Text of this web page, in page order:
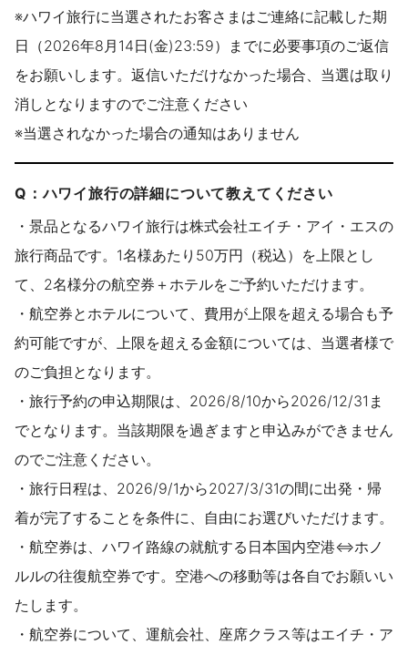
※ハワイ旅行に当選されたお客さまはご連絡に記載した期
日（2026年8月14日(金)23:59）までに必要事項のご返信
をお願いします。返信いただけなかった場合、当選は取り
消しとなりますのでご注意ください
※当選されなかった場合の通知はありません
Q：ハワイ旅行の詳細について教えてください
・景品となるハワイ旅行は株式会社エイチ・アイ・エスの
旅行商品です。1名様あたり50万円（税込）を上限とし
て、2名様分の航空券＋ホテルをご予約いただけます。
・航空券とホテルについて、費用が上限を超える場合も予
約可能ですが、上限を超える金額については、当選者様で
のご負担となります。
・旅行予約の申込期限は、2026/8/10から2026/12/31ま
でとなります。当該期限を過ぎますと申込みができません
のでご注意ください。
・旅行日程は、2026/9/1から2027/3/31の間に出発・帰
着が完了することを条件に、自由にお選びいただけます。
・航空券は、ハワイ路線の就航する日本国内空港⇔ホノ
ルルの往復航空券です。空港への移動等は各自でお願いい
たします。
・航空券について、運航会社、座席クラス等はエイチ・ア